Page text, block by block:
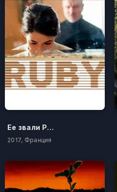
Ее звали Руби
2017, Франция